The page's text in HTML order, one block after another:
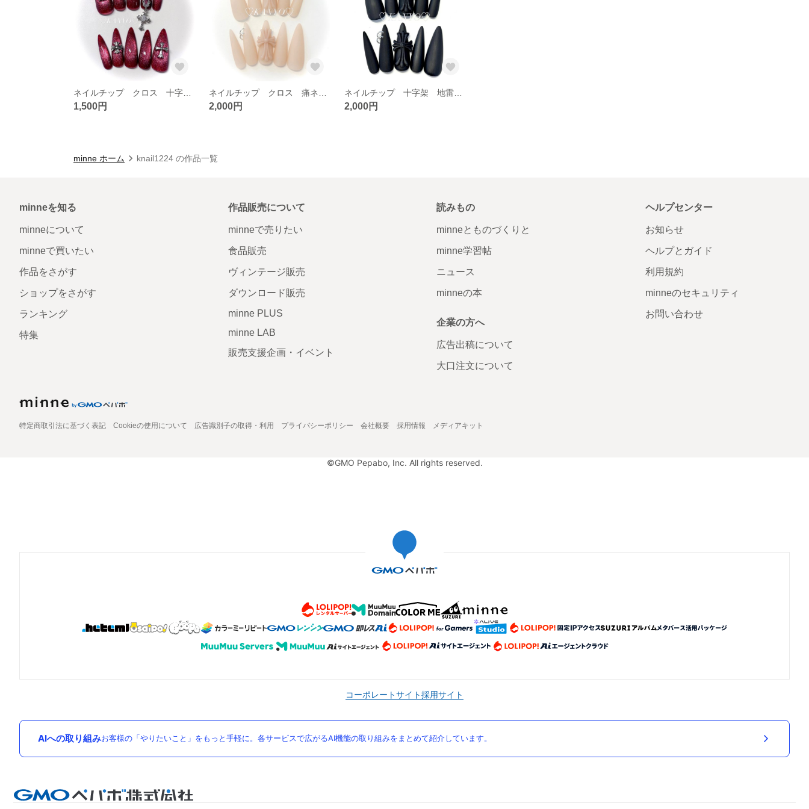
1,500円 2,000円
ネイルチップ 十字架 地雷 クロス Y2K 韓国 量産型
2,000円
minne ホーム knail1224 の作品一覧
minneを知る
minneについて
minneで買いたい
作品をさがす
ショップをさがす
ランキング
特集
作品販売について
minneで売りたい
食品販売
ヴィンテージ販売
ダウンロード販売
minne PLUS
minne LAB
販売支援企画・イベント
読みもの
minneとものづくりと
minne学習帖
ニュース
minneの本
企業の方へ
広告出稿について
大口注文について
ヘルプセンター
お知らせ
ヘルプとガイド
利用規約
minneのセキュリティ
お問い合わせ
特定商取引法に基づく表記 Cookieの使用について 広告識別子の取得・利用 プライバシーポリシー 会社概要 採用情報 メディアキット
©GMO Pepabo, Inc. All rights reserved.
コーポレートサイト採用サイト
AIへの取り組みお客様の「やりたいこと」をもっと手軽に。各サービスで広がるAI機能の取り組みをまとめて紹介しています。